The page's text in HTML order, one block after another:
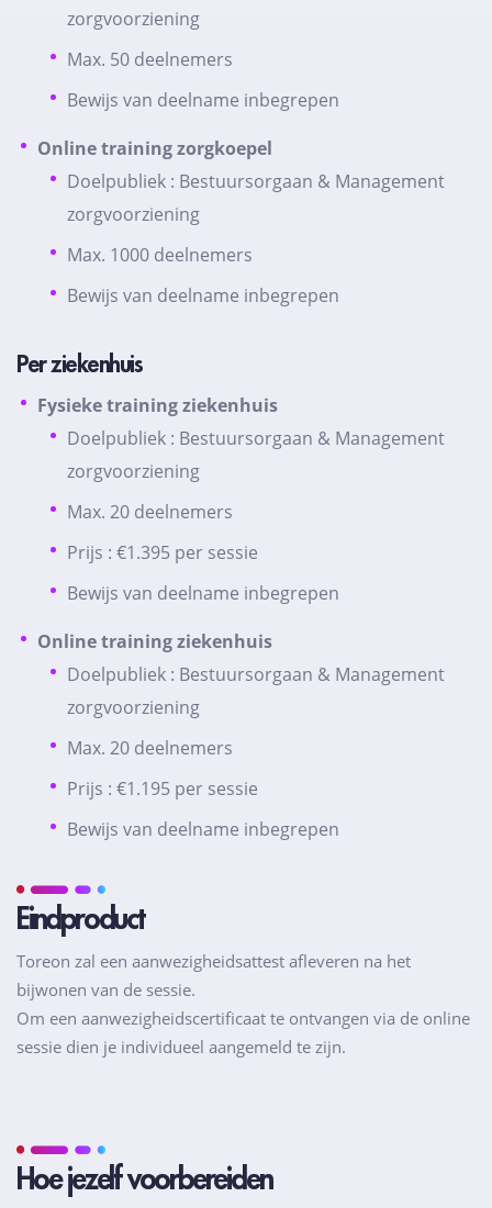
zorgvoorziening
Max. 50 deelnemers
Bewijs van deelname inbegrepen
Online training zorgkoepel
Doelpubliek : Bestuursorgaan & Management
zorgvoorziening
Max. 1000 deelnemers
Bewijs van deelname inbegrepen
Per ziekenhuis
Fysieke training ziekenhuis
Doelpubliek : Bestuursorgaan & Management
zorgvoorziening
Max. 20 deelnemers
Prijs : €1.395 per sessie
Bewijs van deelname inbegrepen
Online training ziekenhuis
Doelpubliek : Bestuursorgaan & Management
zorgvoorziening
Max. 20 deelnemers
Prijs : €1.195 per sessie
Bewijs van deelname inbegrepen
Eindproduct
Toreon zal een aanwezigheidsattest afleveren na het
bijwonen van de sessie.
Om een aanwezigheidscertificaat te ontvangen via de online
sessie dien je individueel aangemeld te zijn.
Hoe jezelf voorbereiden